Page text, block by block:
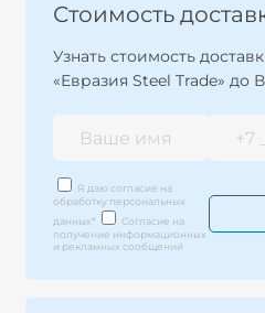
Стоимость
Узнать стоимость
«Евразия Steel Trade» до
Я даю согласие на
обработку персональных
данных*
Согласие на
получение информационных
и рекламных сообщений